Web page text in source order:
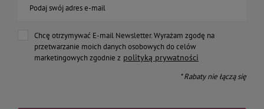
Podaj swój adres e-mail
Chcę otrzymywać E-mail Newsletter. Wyrażam zgodę na
przetwarzanie moich danych osobowych do celów
marketingowych zgodnie z polityką prywatności
* Rabaty nie łączą się